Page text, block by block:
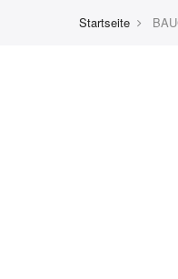
Startseite